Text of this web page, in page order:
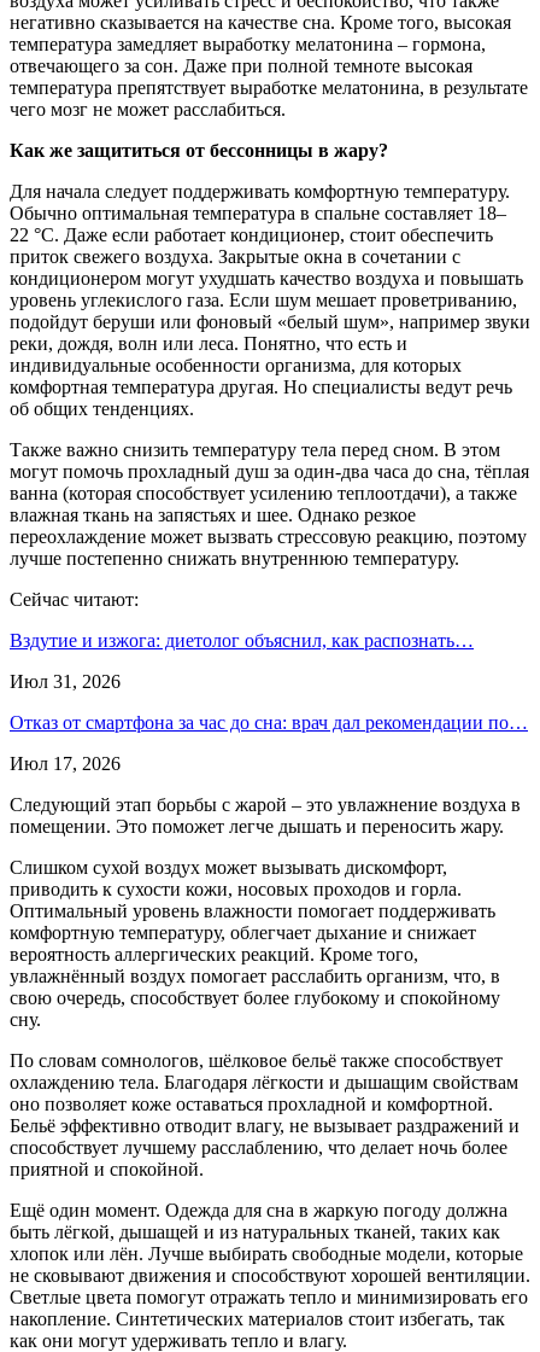
негативно сказывается на качестве сна. Кроме того, высокая
температура замедляет выработку мелатонина – гормона,
отвечающего за сон. Даже при полной темноте высокая
температура препятствует выработке мелатонина, в результате
чего мозг не может расслабиться.
Как же защититься от бессонницы в жару?
Для начала следует поддерживать комфортную температуру.
Обычно оптимальная температура в спальне составляет 18–
22 °C. Даже если работает кондиционер, стоит обеспечить
приток свежего воздуха. Закрытые окна в сочетании с
кондиционером могут ухудшать качество воздуха и повышать
уровень углекислого газа. Если шум мешает проветриванию,
подойдут беруши или фоновый «белый шум», например звуки
реки, дождя, волн или леса. Понятно, что есть и
индивидуальные особенности организма, для которых
комфортная температура другая. Но специалисты ведут речь
об общих тенденциях.
Также важно снизить температуру тела перед сном. В этом
могут помочь прохладный душ за один-два часа до сна, тёплая
ванна (которая способствует усилению теплоотдачи), а также
влажная ткань на запястьях и шее. Однако резкое
переохлаждение может вызвать стрессовую реакцию, поэтому
лучше постепенно снижать внутреннюю температуру.
Сейчас читают:
Вздутие и изжога: диетолог объяснил, как распознать…
Июл 31, 2026
Отказ от смартфона за час до сна: врач дал рекомендации по…
Июл 17, 2026
Следующий этап борьбы с жарой – это увлажнение воздуха в
помещении. Это поможет легче дышать и переносить жару.
Слишком сухой воздух может вызывать дискомфорт,
приводить к сухости кожи, носовых проходов и горла.
Оптимальный уровень влажности помогает поддерживать
комфортную температуру, облегчает дыхание и снижает
вероятность аллергических реакций. Кроме того,
увлажнённый воздух помогает расслабить организм, что, в
свою очередь, способствует более глубокому и спокойному
сну.
По словам сомнологов, шёлковое бельё также способствует
охлаждению тела. Благодаря лёгкости и дышащим свойствам
оно позволяет коже оставаться прохладной и комфортной.
Бельё эффективно отводит влагу, не вызывает раздражений и
способствует лучшему расслаблению, что делает ночь более
приятной и спокойной.
Ещё один момент. Одежда для сна в жаркую погоду должна
быть лёгкой, дышащей и из натуральных тканей, таких как
хлопок или лён. Лучше выбирать свободные модели, которые
не сковывают движения и способствуют хорошей вентиляции.
Светлые цвета помогут отражать тепло и минимизировать его
накопление. Синтетических материалов стоит избегать, так
как они могут удерживать тепло и влагу.